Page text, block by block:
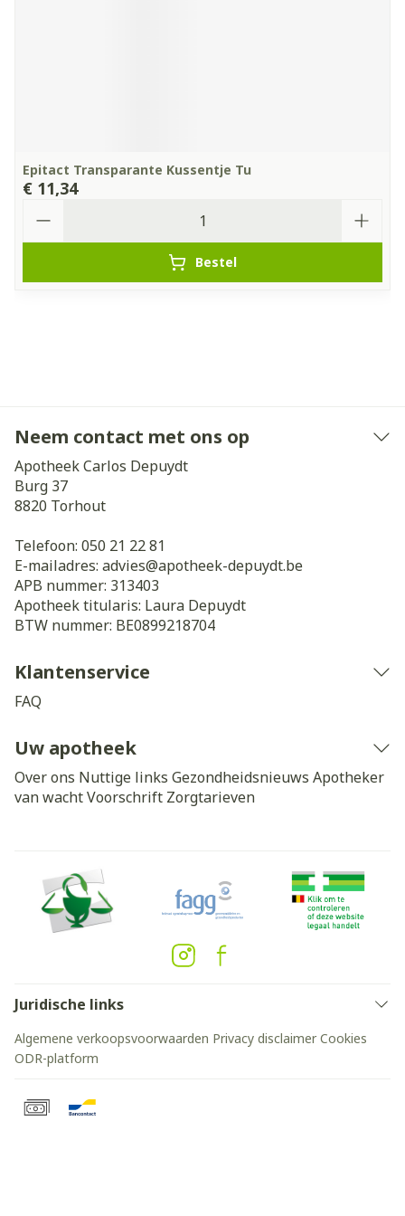
Epitact Transparante Kussentje Tu
€ 11,34
Bestel
Neem contact met ons op
Apotheek Carlos Depuydt
Burg 37
8820 Torhout
Telefoon: 050 21 22 81
E-mailadres: advies@apotheek-depuydt.be
APB nummer: 313403
Apotheek titularis: Laura Depuydt
BTW nummer: BE0899218704
Klantenservice
FAQ
Uw apotheek
Over ons Nuttige links Gezondheidsnieuws Apotheker
van wachtVoorschrift Zorgtarieven
Juridische links
Algemene verkoopsvoorwaarden Privacy disclaimer Cookies
ODR-platform